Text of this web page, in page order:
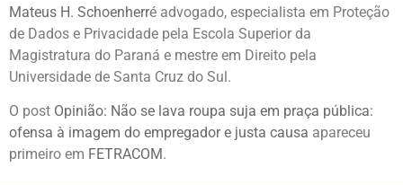
Mateus H. Schoenherré advogado, especialista em Proteção
de Dados e Privacidade pela Escola Superior da
Magistratura do Paraná e mestre em Direito pela
Universidade de Santa Cruz do Sul.
O post Opinião: Não se lava roupa suja em praça pública:
ofensa à imagem do empregador e justa causa apareceu
primeiro em FETRACOM.